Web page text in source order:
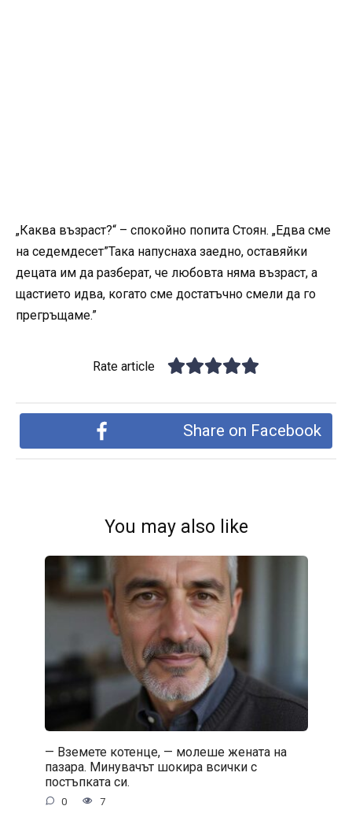
„Каква възраст?“ – спокойно попита Стоян. „Едва сме
на седемдесет”Така напуснаха заедно, оставяйки
децата им да разберат, че любовта няма възраст, а
щастието идва, когато сме достатъчно смели да го
прегръщаме.”
Rate article
Share on Facebook
You may also like
— Вземете котенце, — молеше жената на
пазара. Минувачът шокира всички с
постъпката си.
0 7